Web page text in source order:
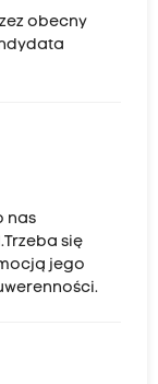
obecny
nas
się
jego